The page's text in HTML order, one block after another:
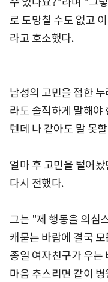
로 도망칠 수도 없고
라고 호소했다.
남성의 고민을 접한
라도 솔직하게 말해
텐데 나 같아도 말 못
얼마 후 고민을 털어
다시 전했다.
그는 "제 행동을 의심
캐묻는 바람에 결국
종일 여자친구가 우는
마음 추스리면 같이